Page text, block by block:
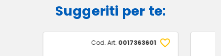
Suggeriti per te:
Cod. Art. 0017363601